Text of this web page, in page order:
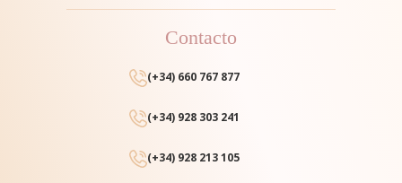
Contacto
(+34) 660 767 877
(+34) 928 303 241
(+34) 928 213 105